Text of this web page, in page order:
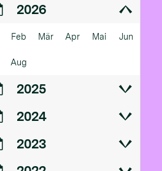
2026
Feb Mär Apr Mai Jun
Aug
2025
2024
2023